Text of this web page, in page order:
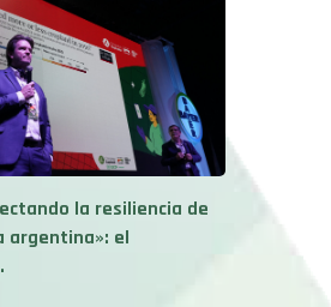
la resiliencia de
argentina»: el